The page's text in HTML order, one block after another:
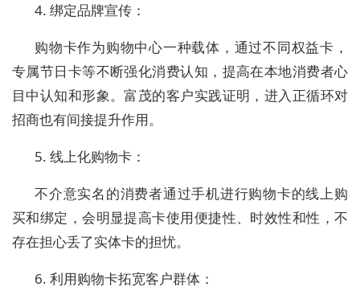
4. 绑定品牌宣传：
购物卡作为购物中心一种载体，通过不同权益卡，
专属节日卡等不断强化消费认知，提高在本地消费者心
目中认知和形象。富茂的客户实践证明，进入正循环对
招商也有间接提升作用。
5. 线上化购物卡：
不介意实名的消费者通过手机进行购物卡的线上购
买和绑定，会明显提高卡使用便捷性、时效性和性，不
存在担心丢了实体卡的担忧。
6. 利用购物卡拓宽客户群体：